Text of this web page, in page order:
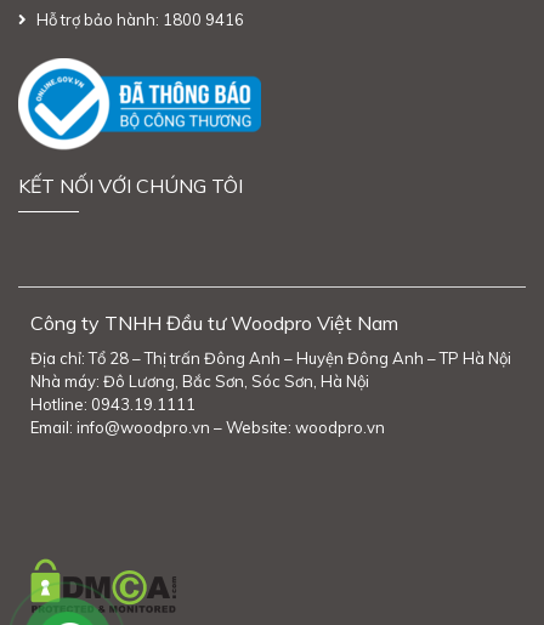
Hỗ trợ bảo hành: 1800 9416
KẾT NỐI VỚI CHÚNG TÔI
Công ty TNHH Đầu tư Woodpro Việt Nam
Địa chỉ: Tổ 28 – Thị trấn Đông Anh – Huyện Đông Anh – TP Hà Nội
Nhà máy: Đô Lương, Bắc Sơn, Sóc Sơn, Hà Nội
Hotline: 0943.19.1111
Email: info@woodpro.vn – Website: woodpro.vn